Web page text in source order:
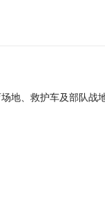
地、救护车及部队战